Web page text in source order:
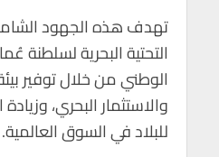
تهدف هذه الجهود الشاملة
التحتية البحرية لسلطنة
الوطني من خلال توفير
والاستثمار البحري،
للبلاد في السوق العالمية.